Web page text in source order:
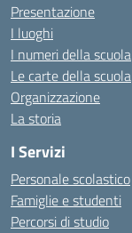
Presentazione
I luoghi
I numeri della scuola
Le carte della scuola
Organizzazione
La storia
I Servizi
Personale scolastico
Famiglie e studenti
Percorsi di studio